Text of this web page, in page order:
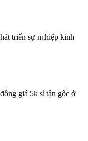
triển sự nghiệp kinh
giá 5k sỉ tận gốc ở